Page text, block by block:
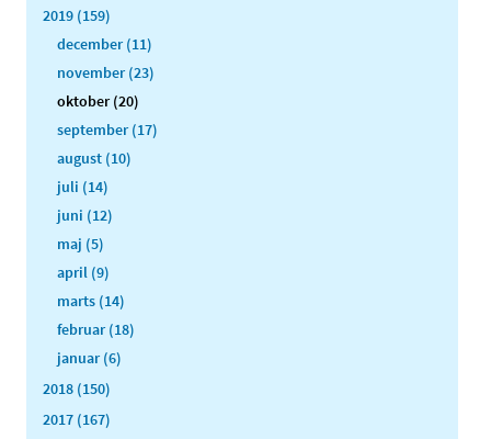
2019 (159)
december (11)
november (23)
oktober (20)
september (17)
august (10)
juli (14)
juni (12)
maj (5)
april (9)
marts (14)
februar (18)
januar (6)
2018 (150)
2017 (167)